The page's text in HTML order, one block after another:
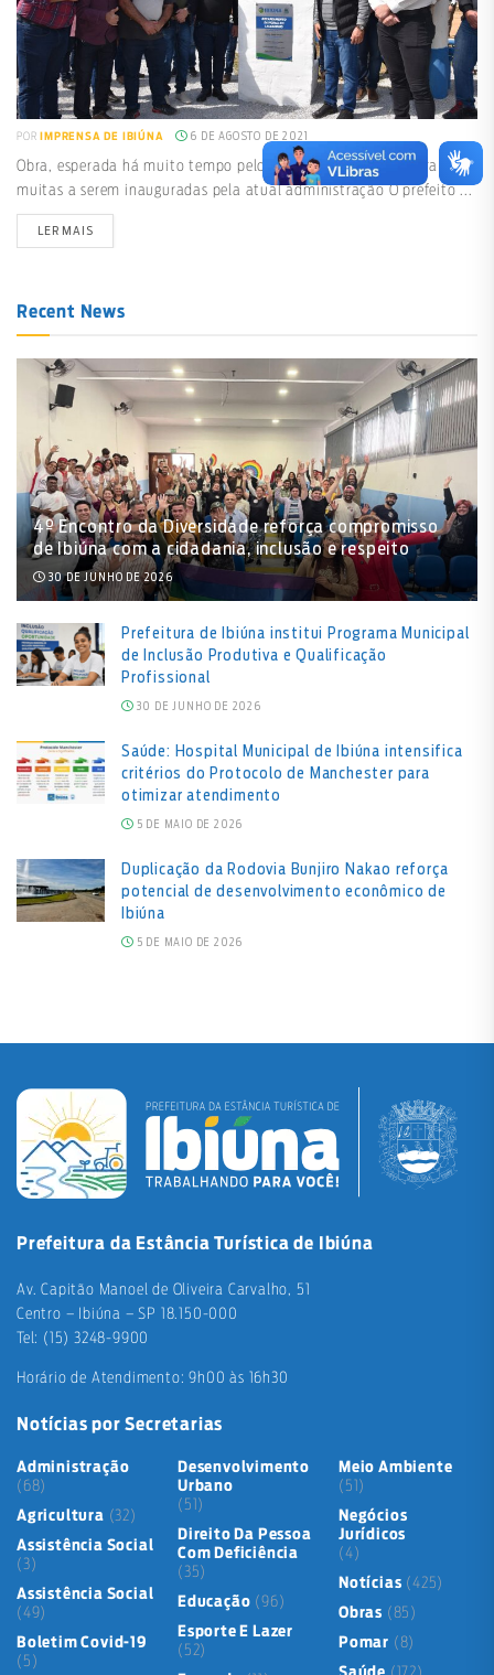
POR IMPRENSA DE IBIÚNA 6 DE AGOSTO DE 2021
Obra, esperada há muito tempo pelos moradores, é a primeira de
muitas a serem inauguradas pela atual administração O prefeito ...
LER MAIS
Recent News
4º Encontro da Diversidade reforça compromisso
de Ibiúna com a cidadania, inclusão e respeito
30 DE JUNHO DE 2026
Prefeitura de Ibiúna institui Programa Municipal
de Inclusão Produtiva e Qualificação
Profissional
30 DE JUNHO DE 2026
Saúde: Hospital Municipal de Ibiúna intensifica
critérios do Protocolo de Manchester para
otimizar atendimento
5 DE MAIO DE 2026
Duplicação da Rodovia Bunjiro Nakao reforça
potencial de desenvolvimento econômico de
Ibiúna
5 DE MAIO DE 2026
Prefeitura da Estância Turística de Ibiúna
Av. Capitão Manoel de Oliveira Carvalho, 51
Centro – Ibiúna – SP 18.150-000
Tel: (15) 3248-9900
Horário de Atendimento: 9h00 às 16h30
Notícias por Secretarias
Administração
(68)
Agricultura (32)
Assistência Social
(3)
Assistência Social
(49)
Boletim Covid-19
(5)
Desenvolvimento
Urbano
(51)
Direito Da Pessoa
Com Deficiência
(35)
Educação (96)
Esporte E Lazer
(52)
Meio Ambiente
(51)
Negócios
Jurídicos
(4)
Notícias (425)
Obras (85)
Pomar (8)